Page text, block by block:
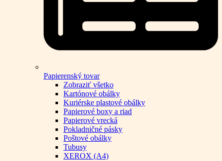
Papierenský tovar
Zobraziť všetko
Kartónové obálky
Kuriérske plastové obálky
Papierové boxy a riad
Papierové vrecká
Pokladničné pásky
Poštové obálky
Tubusy
XEROX (A4)